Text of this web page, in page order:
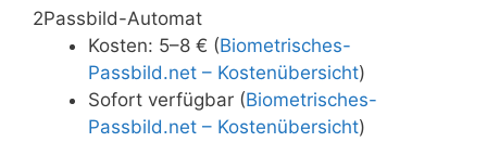
2Passbild-Automat
Kosten: 5–8 € (Biometrisches-
Passbild.net – Kostenübersicht)
Sofort verfügbar (Biometrisches-
Passbild.net – Kostenübersicht)